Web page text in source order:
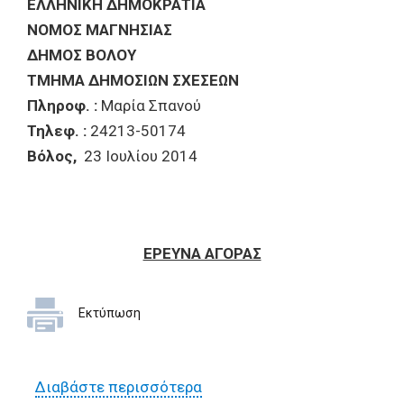
ΕΛΛΗΝΙΚΗ ΔΗΜΟΚΡΑΤΙΑ
ΝΟΜΟΣ ΜΑΓΝΗΣΙΑΣ
ΔΗΜΟΣ ΒΟΛΟΥ
ΤΜΗΜΑ ΔΗΜΟΣΙΩΝ ΣΧΕΣΕΩΝ
Πληροφ. : Μαρία Σπανού
Τηλεφ. : 24213-50174
Βόλος, 23 Ιουλίου 2014
ΕΡΕΥΝΑ ΑΓΟΡΑΣ
Εκτύπωση
Διαβάστε περισσότεραγια Επανάληψη έρευνας